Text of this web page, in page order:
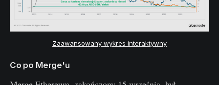
Zaawansowany wykres interaktywny
Co po Merge'u